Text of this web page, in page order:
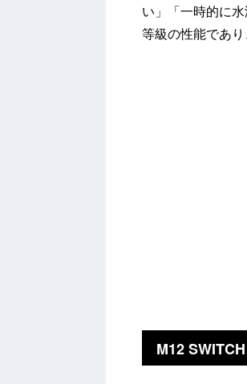
い」「一時的に
等級の性能であ
M12